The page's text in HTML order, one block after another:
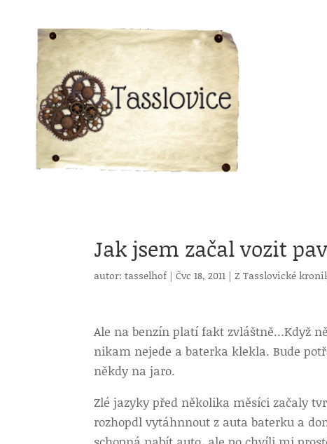
Jak jsem začal vozit
autor:tasselhof |Čvc 18, 2011 |Z Tasslovické
Ale na benzín platí fakt zvláštně…Když
nikam nejede a baterka klekla. Bude
někdy na jaro.
Zlé jazyky před několika měsíci začaly
rozhopdl vytáhnnout z auta baterku a